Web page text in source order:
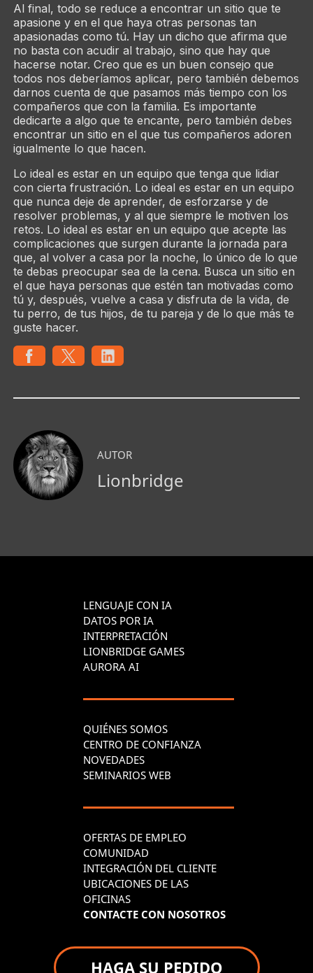
Al final, todo se reduce a encontrar un sitio que te
apasione y en el que haya otras personas tan
apasionadas como tú. Hay un dicho que afirma que
no basta con acudir al trabajo, sino que hay que
hacerse notar. Creo que es un buen consejo que
todos nos deberíamos aplicar, pero también debemos
darnos cuenta de que pasamos más tiempo con los
compañeros que con la familia. Es importante
dedicarte a algo que te encante, pero también debes
encontrar un sitio en el que tus compañeros adoren
igualmente lo que hacen.
Lo ideal es estar en un equipo que tenga que lidiar
con cierta frustración. Lo ideal es estar en un equipo
que nunca deje de aprender, de esforzarse y de
resolver problemas, y al que siempre le motiven los
retos. Lo ideal es estar en un equipo que acepte las
complicaciones que surgen durante la jornada para
que, al volver a casa por la noche, lo único de lo que
te debas preocupar sea de la cena. Busca un sitio en
el que haya personas que estén tan motivadas como
tú y, después, vuelve a casa y disfruta de la vida, de
tu perro, de tus hijos, de tu pareja y de lo que más te
guste hacer.
AUTOR
Lionbridge
LENGUAJE CON IA
DATOS POR IA
INTERPRETACIÓN
LIONBRIDGE GAMES
AURORA AI
QUIÉNES SOMOS
CENTRO DE CONFIANZA
NOVEDADES
SEMINARIOS WEB
OFERTAS DE EMPLEO
COMUNIDAD
INTEGRACIÓN DEL CLIENTE
UBICACIONES DE LAS
OFICINAS
CONTACTE CON NOSOTROS
HAGA SU PEDIDO